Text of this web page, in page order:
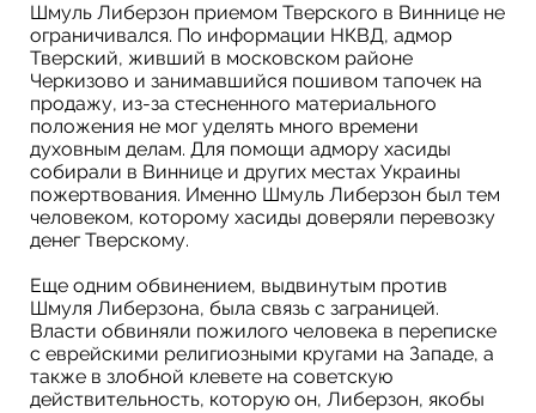
Шмуль Либерзон приемом Тверского в Виннице не
ограничивался. По информации НКВД, адмор
Тверский, живший в московском районе
Черкизово и занимавшийся пошивом тапочек на
продажу, из-за стесненного материального
положения не мог уделять много времени
духовным делам. Для помощи адмору хасиды
собирали в Виннице и других местах Украины
пожертвования. Именно Шмуль Либерзон был тем
человеком, которому хасиды доверяли перевозку
денег Тверскому.
Еще одним обвинением, выдвинутым против
Шмуля Либерзона, была связь с заграницей.
Власти обвиняли пожилого человека в переписке
с еврейскими религиозными кругами на Западе, а
также в злобной клевете на советскую
действительность, которую он, Либерзон, якобы